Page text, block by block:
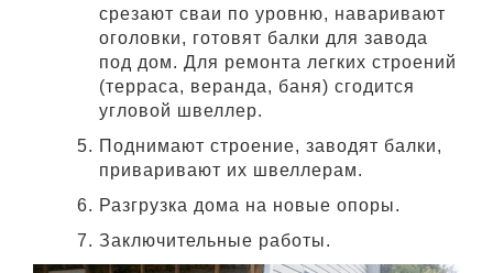
срезают сваи по уровню, наваривают
оголовки, готовят балки для завода
под дом. Для ремонта легких строений
(терраса, веранда, баня) сгодится
угловой швеллер.
Поднимают строение, заводят балки,
приваривают их швеллерам.
Разгрузка дома на новые опоры.
Заключительные работы.